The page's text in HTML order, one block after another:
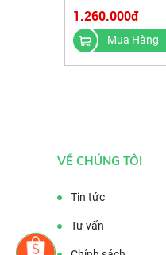
1.260.000đ
Mua Hàng
VỀ CHÚNG TÔI
Tin tức
Tư vấn